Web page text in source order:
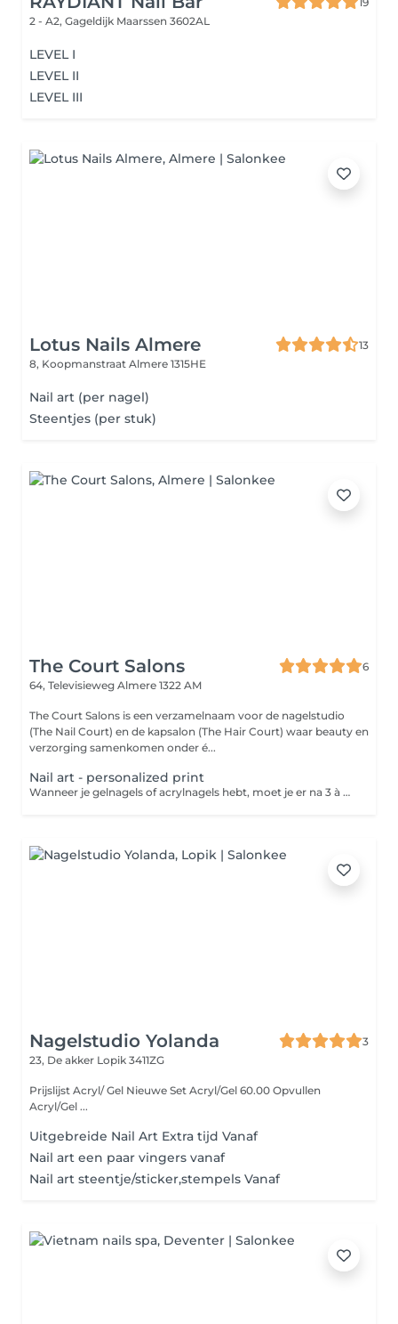
2 - A2, Gageldijk Maarssen 3602AL
LEVEL I
LEVEL II
LEVEL III
Lotus Nails Almere
13
8, Koopmanstraat Almere 1315HE
Nail art (per nagel)
Steentjes (per stuk)
The Court Salons
6
64, Televisieweg Almere 1322 AM
The Court Salons is een verzamelnaam voor de nagelstudio
(The Nail Court) en de kapsalon (The Hair Court) waar beauty en
verzorging samenkomen onder é...
Nail art - personalized print
Wanneer je gelnagels of acrylnagels hebt, moet je er na 3 à 4 weken toch echt aan geloven: je kunstnagels groeien mee met je natuurlijke nagels en er ontstaat uitgroei. Laat je kunstnagels dus op tijd opvullen om de ruimte tussen de nagelriem en je kunstnagel bij te werken en om je nagels weer mooi te krijgen.
Nagelstudio Yolanda
3
23, De akker Lopik 3411ZG
Prijslijst Acryl/ Gel Nieuwe Set Acryl/Gel 60.00 Opvullen
Acryl/Gel ...
Uitgebreide Nail Art Extra tijd Vanaf
Nail art een paar vingers vanaf
Nail art steentje/sticker,stempels Vanaf